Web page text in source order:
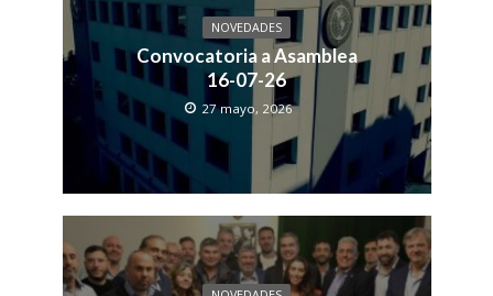
NOVEDADES
Convocatoria a Asamblea
16-07-26
27 mayo, 2026